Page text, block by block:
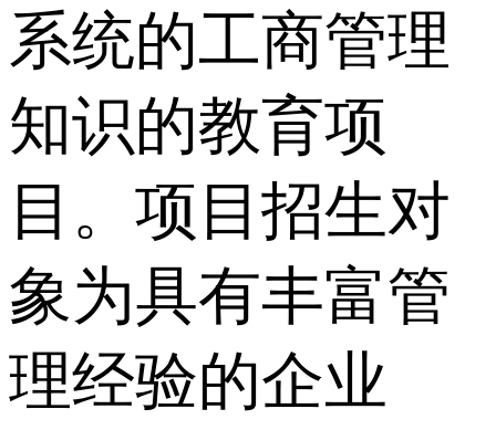
系统的工商管理
知识的教育项
目。项目招生对
象为具有丰富管
理经验的企业